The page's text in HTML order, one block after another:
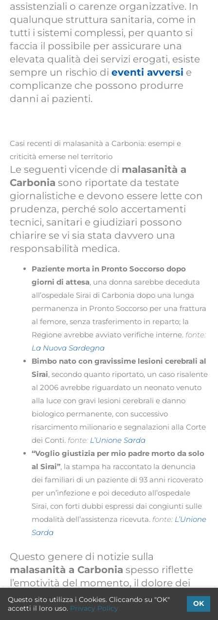
assistenziali o carenze organizzative. In
qualunque struttura sanitaria, come in
tutti i sistemi complessi, per quanto si
faccia il possibile per assicurare una
elevata qualità dei servizi erogati, esiste
sempre un rischio di eventi avversi e
complicanze che possono produrre
danni ai pazienti.
Casi recenti di malasanità a Carbonia: esempi e
criticità emerse nel territorio
Le seguenti vicende di malasanità a
Carbonia sono riportate da testate
giornalistiche e devono essere lette con
prudenza, perché solo accertamenti
tecnici, sanitari e giudiziari possono
chiarire se vi sia stata davvero una
responsabilità medica.
Paziente morta in Pronto Soccorso dopo
giorni di attesa, una donna sarebbe deceduta
all’ospedale Sirai di Carbonia dopo una lunga
permanenza in Pronto Soccorso per una frattura
al femore, senza trasferimento in reparto; la
Regione avrebbe avviato verifiche interne. fonte:
La Nuova Sardegna
Bimbo nato con gravissime lesioni cerebrali al
Sirai, secondo quanto riportato, un caso risalente
al 2006 avrebbe riguardato un neonato venuto
alla luce con gravi lesioni cerebrali e danno
biologico permanente, con successivo
risarcimento milionario e segnalazioni alla Corte
dei Conti. fonte: L’Unione Sarda
“Voglio giustizia per mio padre morto da solo
al Sirai”, la stampa ha raccontato la denuncia
dei familiari di un paziente di 93 anni ricoverato
per un’infezione e poi deceduto all’ospedale
Sirai, con forti dubbi espressi dai congiunti sulle
modalità dell’assistenza ricevuta. fonte: L’Unione
Sarda
Questo genere di notizie sulla
malasanità a Carbonia spesso riflette
l’emotività del momento, il dolore dei
familiari e la prospettiva di chi ha subito
una perdita o un grave danno. È però
Questo sito utilizza i Cookies. Cliccando su "OK"
accetti il loro uso. Privacy Policy
OK